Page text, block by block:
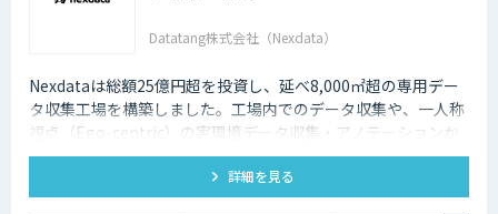
Datatang株式会社（Nexdata）
Nexdataは総額25億円超を投資し、延べ8,000㎡超の専用デー
タ収集工場を構築しました。工場内でのデータ収集や、一人称
視点（Ego-centric）の実環境データ収集・アノテーションか
ら、環境認識・意思決定・動作制御に対応した既製データセッ
トまで、フィジカルAI開発を加速させる包括的なデータソリュ
ーションを提供いたします。
詳細を見る